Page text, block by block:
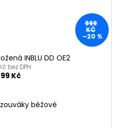
999
KČ
–20 %
INBLU DD OE2
bez DPH
Kč
béžové